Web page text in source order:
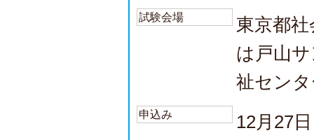
試験会場
東京都
は戸山
祉セン
申込み
12月27